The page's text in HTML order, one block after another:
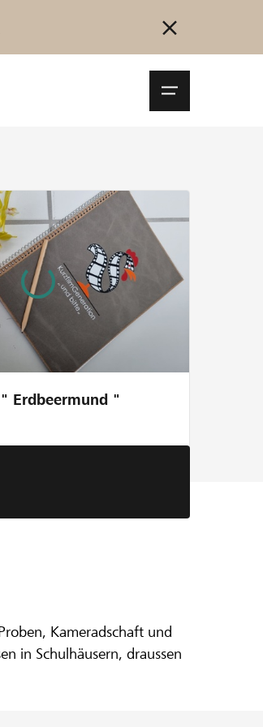
Jetzt starten
Erdbeermund "
Kameradschaft und
in Schulhäusern, draussen